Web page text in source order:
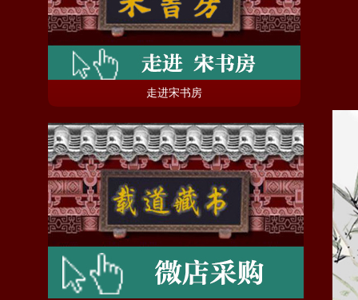
走进宋书房